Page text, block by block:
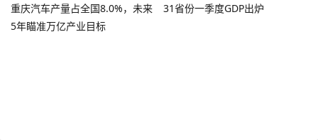
重庆汽车产量占全国8.0%，未来
5年瞄准万亿产业目标
31省份一季度GDP出炉